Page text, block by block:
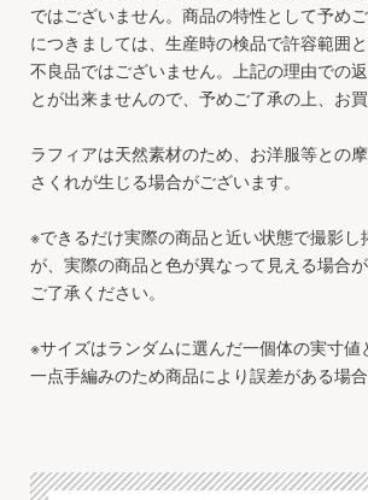
ではございません。商品の特性として予め
につきましては、生産時の検品で許容範囲と
不良品ではございません。上記の理由での
とが出来ませんので、予めご了承の上、お買
ラフィアは天然素材のため、お洋服等との
さくれが生じる場合がございます。
※できるだけ実際の商品と近い状態で撮影し
が、実際の商品と色が異なって見える場合
ご了承ください。
※サイズはランダムに選んだ一個体の実寸値
一点手編みのため商品により誤差がある場合